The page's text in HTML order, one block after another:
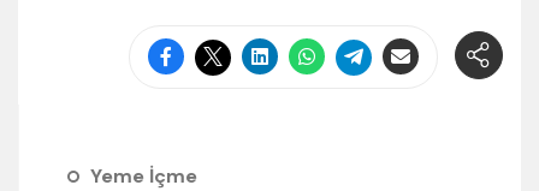
Yeme İçme